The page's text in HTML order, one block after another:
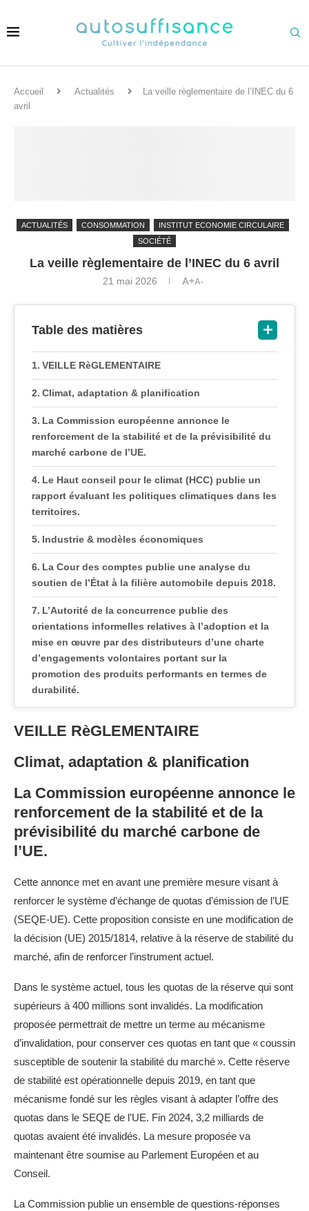
Accueil Actualités
La veille règlementaire de l’INEC du 6
avril
ACTUALITÉS CONSOMMATION
INSTITUT ECONOMIE CIRCULAIRE
SOCIÉTÉ
La veille règlementaire de l’INEC du 6 avril
21 mai 2026 A+A-
Table des matières
VEILLE RèGLEMENTAIRE
Climat, adaptation & planification
La Commission européenne annonce le
renforcement de la stabilité et de la prévisibilité du
marché carbone de l’UE.
Le Haut conseil pour le climat (HCC) publie un
rapport évaluant les politiques climatiques dans les
territoires.
Industrie & modèles économiques
La Cour des comptes publie une analyse du
soutien de l’État à la filière automobile depuis 2018.
L’Autorité de la concurrence publie des
orientations informelles relatives à l’adoption et la
mise en œuvre par des distributeurs d’une charte
d’engagements volontaires portant sur la
promotion des produits performants en termes de
durabilité.
renforcer la bonification des certificats
opérations industrielles liées au mécanisme
Filières REP
Interpellé au Sénat sur la refonte de la filière
REP TLC, Mathieu Lefèvre annonce un nouveau
d’avril.
arrêté pour ajuster le soutien exceptionnel au tri
dans la filière REP TLC pour 2026, en fixant un
montant unitaire, en modifiant les règles de
Déchets & valorisation matière
La Commission européenne publie des
orientations pour soutenir la mise en œuvre des
nouvelles règles de l'UE en matière d'emballages.
Selon Eurostat, l’UE produisait 517 kg de
déchets municipaux par habitant en 2024.
Le SDES publie l'état des connaissances en
2025 sur la gestion des déchets et de l'économie
VEILLE RèGLEMENTAIRE
Climat, adaptation & planification
La Commission européenne annonce le
renforcement de la stabilité et de la
prévisibilité du marché carbone de
l’UE.
Cette annonce met en avant une première mesure visant à
renforcer le système d’échange de quotas d’émission de l’UE
(SEQE-UE). Cette proposition consiste en une modification de
la décision (UE) 2015/1814, relative à la réserve de stabilité du
marché, afin de renforcer l’instrument actuel.
Dans le système actuel, tous les quotas de la réserve qui sont
supérieurs à 400 millions sont invalidés. La modification
proposée permettrait de mettre un terme au mécanisme
d’invalidation, pour conserver ces quotas en tant que « coussin
susceptible de soutenir la stabilité du marché ». Cette réserve
de stabilité est opérationnelle depuis 2019, en tant que
mécanisme fondé sur les règles visant à adapter l’offre des
quotas dans le SEQE de l’UE. Fin 2024, 3,2 milliards de
quotas avaient été invalidés. La mesure proposée va
maintenant être soumise au Parlement Européen et au
Conseil.
La Commission publie un ensemble de questions-réponses